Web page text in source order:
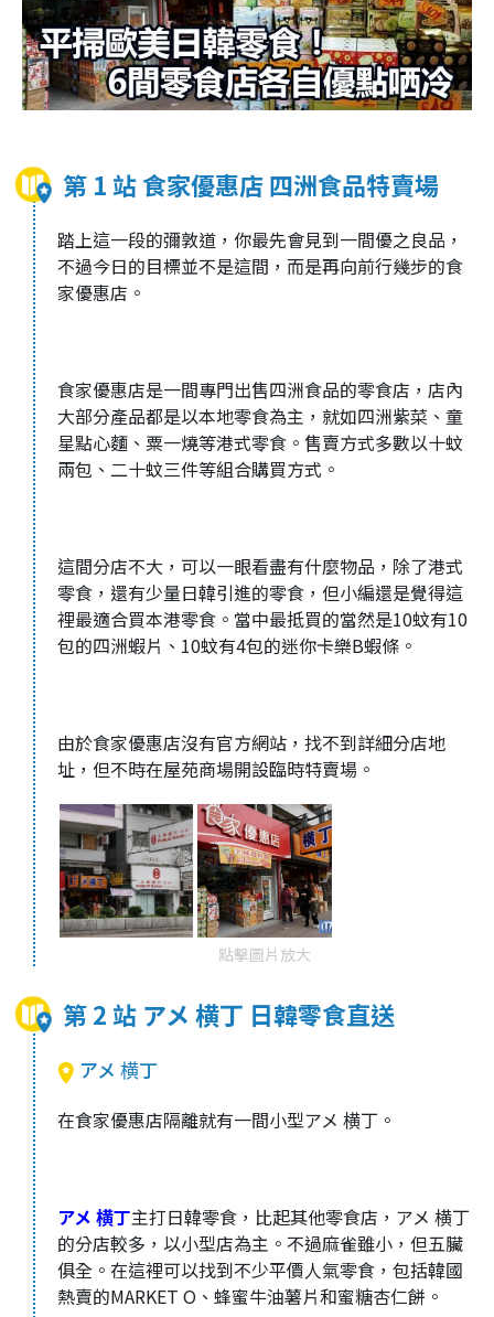
第 1 站 食家優惠店 四洲食品特賣場
踏上這一段的彌敦道，你最先會見到一間優之良品，
不過今日的目標並不是這間，而是再向前行幾步的食
家優惠店。
食家優惠店是一間專門出售四洲食品的零食店，店內
大部分產品都是以本地零食為主，就如四洲紫菜、童
星點心麵、粟一燒等港式零食。售賣方式多數以十蚊
兩包、二十蚊三件等組合購買方式。
這間分店不大，可以一眼看盡有什麼物品，除了港式
零食，還有少量日韓引進的零食，但小編還是覺得這
裡最適合買本港零食。當中最抵買的當然是10蚊有10
包的四洲蝦片、10蚊有4包的迷你卡樂B蝦條。
由於食家優惠店沒有官方網站，找不到詳細分店地
址，但不時在屋苑商場開設臨時特賣場。
點擊圖片放大
第 2 站 アメ 横丁 日韓零食直送
アメ 横丁
在食家優惠店隔離就有一間小型アメ 横丁。
アメ 横丁主打日韓零食，比起其他零食店，アメ 横丁
的分店較多，以小型店為主。不過麻雀雖小，但五臟
俱全。在這裡可以找到不少平價人氣零食，包括韓國
熱賣的MARKET O、蜂蜜牛油薯片和蜜糖杏仁餅。